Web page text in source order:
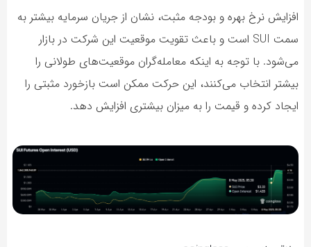
افزایش نرخ بهره و بودجه مثبت، نشان از جریان سرمایه بیشتر به
سمت SUI است و باعث تقویت موقعیت این شرکت در بازار
می‌شود. با توجه به اینکه معامله‌گران موقعیت‌های طولانی را
بیشتر انتخاب می‌کنند، این حرکت ممکن است بازخورد مثبتی را
ایجاد کرده و قیمت را به میزان بیشتری افزایش دهد.